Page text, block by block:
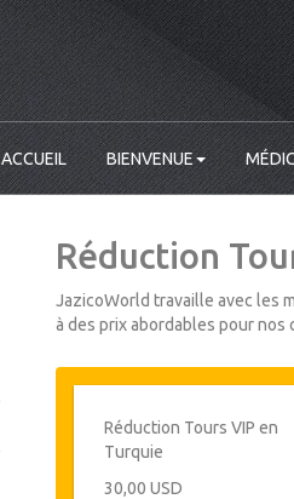
ACCUEIL BIENVENUE
Réduction
JazicoWorld travaille avec les
à des prix abordables pour
Réduction Tours VIP en
Turquie
30,00 USD